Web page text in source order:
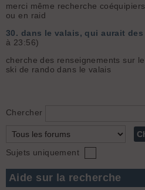
merci même recherche
ou en raid
30. dans le valais, qui aurait
à 23:56)
cherche des renseignements sur
ski de rando dans le valais
Chercher
Sujets uniquement
Aide sur la recherche